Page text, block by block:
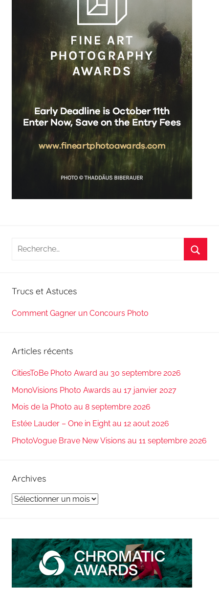
Recherche
Trucs et Astuces
Comment Gagner un Concours Photo
Articles récents
CitiesToBe Photo Award au 30 septembre 2026
MonoVisions Photo Awards au 17 janvier 2027
Mois de la Photo au 8 septembre 2026
Estée Lauder – One in Eight au 12 aout 2026
PhotoVogue Brave New Visions au 11 septembre 2026
Archives
Archives